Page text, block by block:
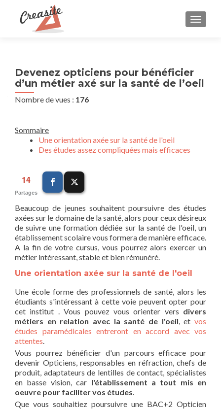
Devenez opticiens pour bénéficier
d’un métier axé sur la santé de l’oeil
Nombre de vues : 176
Sommaire
Une orientation axée sur la santé de l'oeil
Des études assez compliquées mais efficaces
14
Partages
Beaucoup de jeunes souhaitent poursuivre des études
axées sur le domaine de la santé, alors pour ceux désireux
de suivre une formation dédiée sur la santé de l'oeil, un
établissement scolaire vous formera de manière efficace.
A la fin de votre cursus, vous pourrez alors exercer un
métier intéressant, stable et bien rémunéré.
Une orientation axée sur la santé de l'oeil
Une école forme des professionnels de santé, alors les
étudiants s'intéressant à cette voie peuvent opter pour
cet institut . Vous pouvez vous orienter vers divers
métiers en relation avec la santé de l'oeil, etvos
études paramédicales entreront en accord avec vos
attentes.
Vous pourrez bénéficier d'un parcours efficace pour
devenir Opticiens, responsables en réfraction, chefs de
produit, adaptateurs de lentilles de contact, spécialistes
en basse vision, car l'établissement a tout mis en
oeuvre pour faciliter vos études.
Que vous souhaitiez poursuivre une BAC+2 Opticien